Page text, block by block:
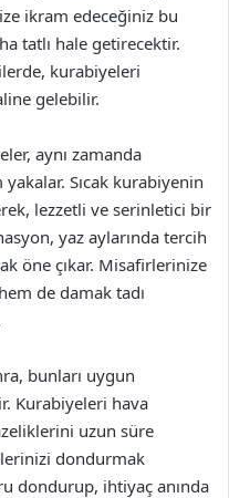
ikram edeceğiniz bu
tatlı hale getirecektir.
kurabiyeleri
gelebilir.
aynı zamanda
Sıcak kurabiyenin
lezzetli ve serinletici bir
yaz aylarında tercih
öne çıkar. Misafirlerinize
de damak tadı
bunları uygun
Kurabiyeleri hava
uzun süre
dondurmak
dondurup, ihtiyaç anında